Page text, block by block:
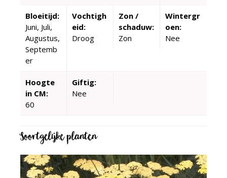
Bloeitijd:
Juni, Juli,
Augustus,
Septemb
er
Vochtigh
eid:
Droog
Zon /
schaduw:
Zon
Wintergr
oen:
Nee
Hoogte
in CM:
60
Giftig:
Nee
Soortgelijke planten